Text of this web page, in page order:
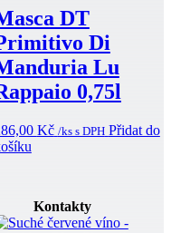
DT
Di
Lu
0,75l
Kč /ks s DPH Přidat do
Kontakty